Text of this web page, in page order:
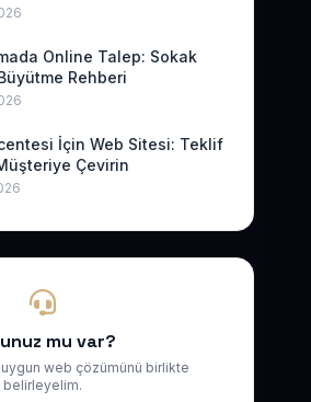
Online Talep: Sokak
Rehberi
İçin Web Sitesi: Teklif
Çevirin
mu var?
web çözümünü birlikte
belirleyelim.